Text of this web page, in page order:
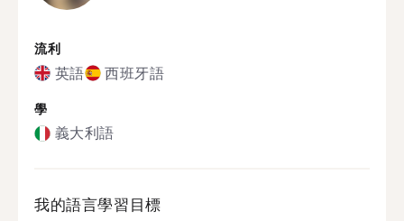
流利
英語 西班牙語
學
義大利語
我的語言學習目標